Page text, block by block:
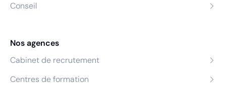
Conseil
Nos agences
Cabinet de recrutement
Centres de formation